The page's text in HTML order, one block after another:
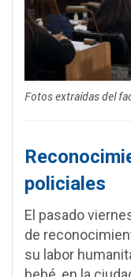
Fotos extraídas del
policiales
El pasado
de
su labor